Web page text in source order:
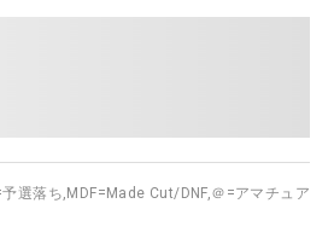
予選落ち, MDF=Made Cut/DNF,＠=アマチュア